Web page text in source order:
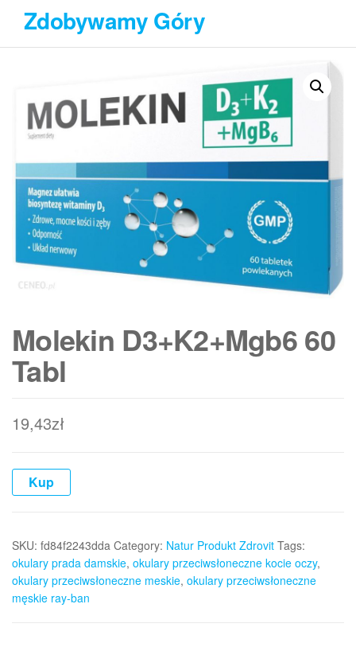
Przejdź
treści
Zdobywamy Góry
Molekin D3+K2+Mgb6 60
Tabl
19,43zł
Kup
SKU: fd84f2243dda Category: Natur Produkt Zdrovit Tags:
okulary prada damskie, okulary przeciwsłoneczne kocie oczy,
okulary przeciwsłoneczne meskie, okulary przeciwsłoneczne
męskie ray-ban